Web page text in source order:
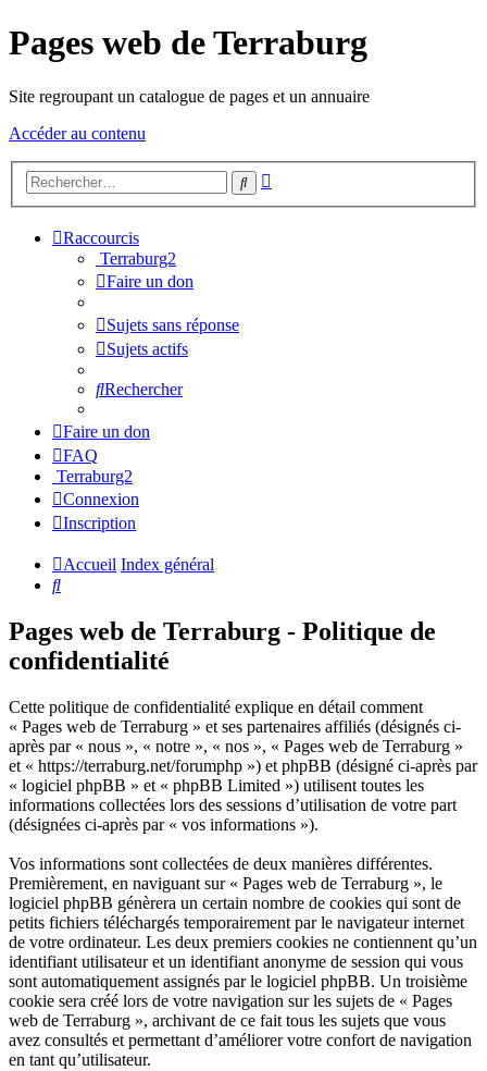
Pages web de Terraburg
Site regroupant un catalogue de pages et un annuaire
Accéder au contenu
Rechercher
Raccourcis
Terraburg2
Faire un don
Sujets sans réponse
Sujets actifs
Rechercher
Faire un don
FAQ
Terraburg2
Connexion
Inscription
Accueil Index général
Rechercher
Pages web de Terraburg - Politique de
confidentialité
Cette politique de confidentialité explique en détail comment
« Pages web de Terraburg » et ses partenaires affiliés (désignés ci-
après par « nous », « notre », « nos », « Pages web de Terraburg »
et « https://terraburg.net/forumphp ») et phpBB (désigné ci-après par
« logiciel phpBB » et « phpBB Limited ») utilisent toutes les
informations collectées lors des sessions d’utilisation de votre part
(désignées ci-après par « vos informations »).
Vos informations sont collectées de deux manières différentes.
Premièrement, en naviguant sur « Pages web de Terraburg », le
logiciel phpBB génèrera un certain nombre de cookies qui sont de
petits fichiers téléchargés temporairement par le navigateur internet
de votre ordinateur. Les deux premiers cookies ne contiennent qu’un
identifiant utilisateur et un identifiant anonyme de session qui vous
sont automatiquement assignés par le logiciel phpBB. Un troisième
cookie sera créé lors de votre navigation sur les sujets de « Pages
web de Terraburg », archivant de ce fait tous les sujets que vous
avez consultés et permettant d’améliorer votre confort de navigation
en tant qu’utilisateur.